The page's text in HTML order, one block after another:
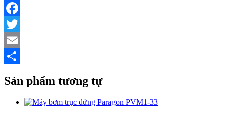
Facebook
Twitter
Email
Sản phẩm tương tự